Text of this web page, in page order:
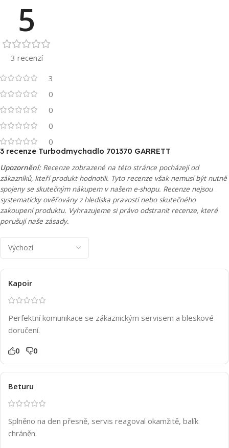
5
3 recenzí
3
0
0
0
0
3 recenze Turbodmychadlo 701370 GARRETT
Upozornění:Recenze zobrazené na této stránce pocházejí od
zákazníků, kteří produkt hodnotili. Tyto recenze však nemusí být nutně
spojeny se skutečným nákupem v našem e-shopu. Recenze nejsou
systematicky ověřovány z hlediska pravosti nebo skutečného
zakoupení produktu. Vyhrazujeme si právo odstranit recenze, které
porušují naše zásady.
Kapoir
Perfektní komunikace se zákaznickým servisem a bleskové
doručení.
0 0
Beturu
Splněno na den přesně, servis reagoval okamžitě, balík
chráněn.